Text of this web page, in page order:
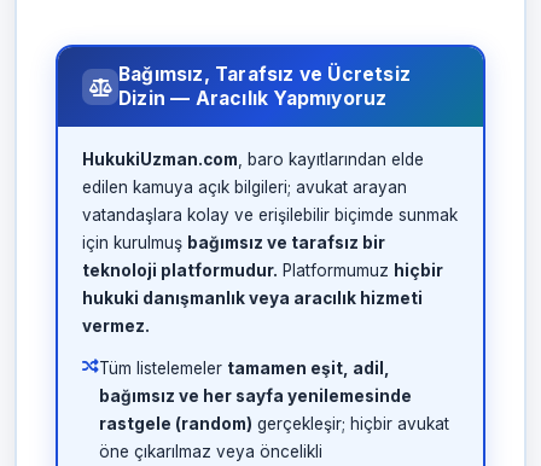
Bağımsız, Tarafsız ve Ücretsiz
Dizin — Aracılık Yapmıyoruz
HukukiUzman.com , baro kayıtlarından elde
edilen kamuya açık bilgileri; avukat arayan
vatandaşlara kolay ve erişilebilir biçimde sunmak
için kurulmuş bağımsız ve tarafsız bir
teknoloji platformudur. Platformumuz hiçbir
hukuki danışmanlık veya aracılık hizmeti
vermez.
Tüm listelemeler tamamen eşit, adil,
bağımsız ve her sayfa yenilemesinde
rastgele (random) gerçekleşir; hiçbir avukat
öne çıkarılmaz veya öncelikli